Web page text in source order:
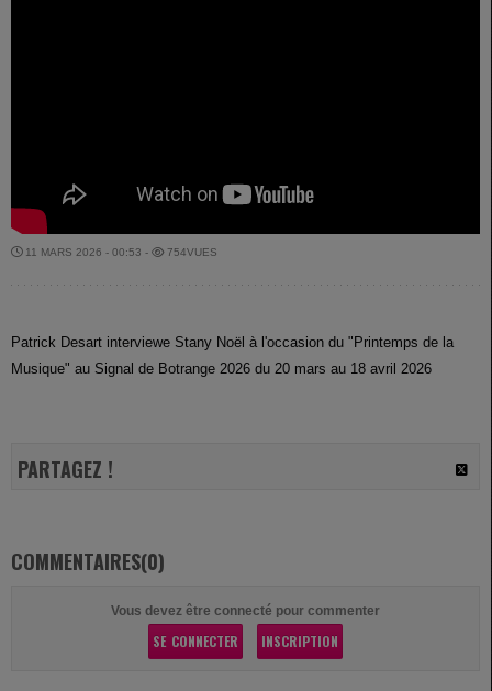
11 MARS 2026 - 00:53 - 754VUES
Patrick Desart interviewe Stany Noël à l'occasion du "Printemps de la
Musique" au Signal de Botrange 2026 du 20 mars au 18 avril 2026
PARTAGEZ !
COMMENTAIRES(0)
Vous devez être connecté pour commenter
SE CONNECTER INSCRIPTION